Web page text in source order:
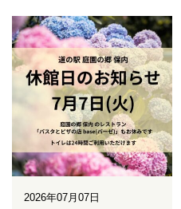
2026年07月07日